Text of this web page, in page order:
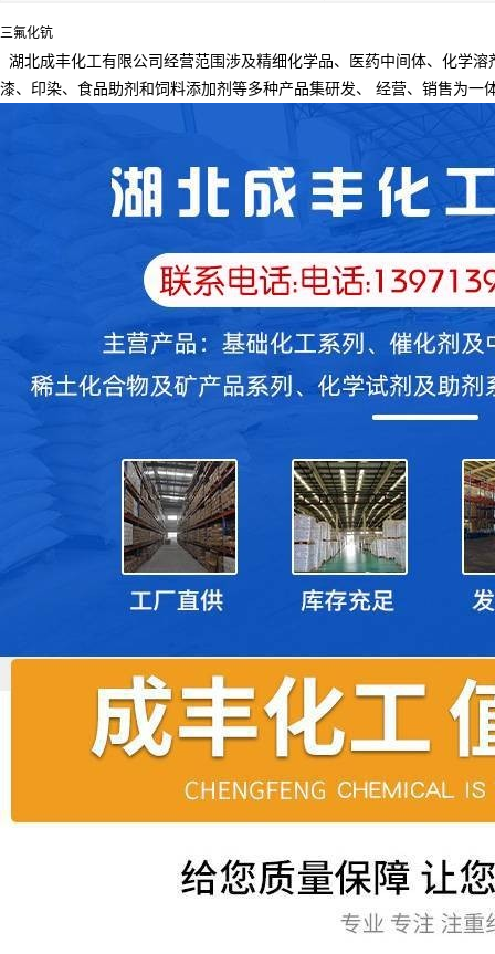
三氟化钪
湖北成丰化工有限公司经营范围涉及精细化学品、医药中间体、化学
漆、印染、食品助剂和饲料添加剂等多种产品集研发、
经营、销售为一